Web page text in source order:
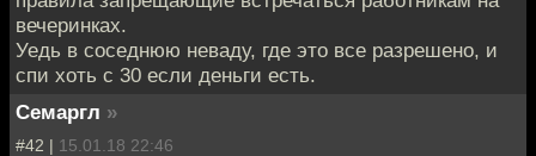
вечеринках.
Уедь в соседнюю неваду, где это все разрешено, и
спи хоть с 30 если деньги есть.
Семаргл »
#42 | 15.01.18 22:46